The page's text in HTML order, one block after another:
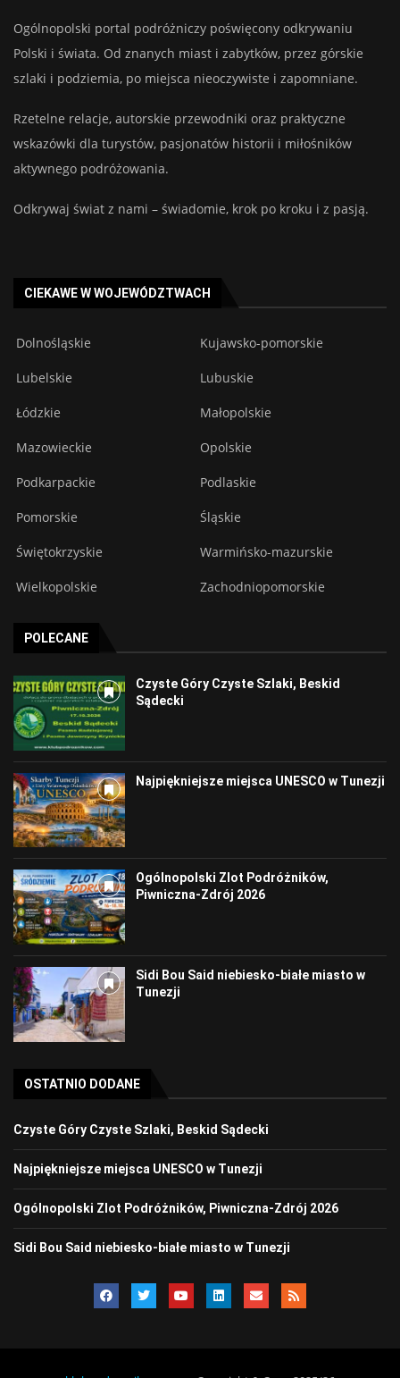
Ogólnopolski portal podróżniczy poświęcony odkrywaniu
Polski i świata. Od znanych miast i zabytków, przez górskie
szlaki i podziemia, po miejsca nieoczywiste i zapomniane.
Rzetelne relacje, autorskie przewodniki oraz praktyczne
wskazówki dla turystów, pasjonatów historii i miłośników
aktywnego podróżowania.
Odkrywaj świat z nami – świadomie, krok po kroku i z pasją.
CIEKAWE W WOJEWÓDZTWACH
Dolnośląskie Kujawsko-pomorskie
Lubelskie Lubuskie
Łódzkie Małopolskie
Mazowieckie Opolskie
Podkarpackie Podlaskie
Pomorskie Śląskie
Świętokrzyskie Warmińsko-mazurskie
Wielkopolskie Zachodniopomorskie
POLECANE
Czyste Góry Czyste Szlaki, Beskid
Sądecki
Najpiękniejsze miejsca UNESCO w Tunezji
Ogólnopolski Zlot Podróżników,
Piwniczna-Zdrój 2026
Sidi Bou Said niebiesko-białe miasto w
Tunezji
OSTATNIO DODANE
Czyste Góry Czyste Szlaki, Beskid Sądecki
Najpiękniejsze miejsca UNESCO w Tunezji
Ogólnopolski Zlot Podróżników, Piwniczna-Zdrój 2026
Sidi Bou Said niebiesko-białe miasto w Tunezji